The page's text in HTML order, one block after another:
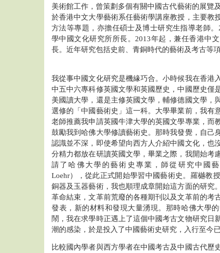
美術館工作，曾策劃多個有關中國古代藝術的展覽
於香港中文大學藝術系任藝術學講座教授，主要教
方法等專題，亦擔任碩士及博士研究生指導老師
學中國文化研究所所長。2013年起，兼任香港中
長。近年研究包括史前、青銅時代的藝術及考古等
我從事中國文化研究是機緣巧合。小時候我在香港
中五中六專科修英國文學和英國歷史，中國歷史僅
美國讀大學，還是主修英國文學，輔修德國文學，
選修的「中國藝術史」這一科。大學畢業前，我有
老師推薦我申請英國牛津大學的英國文學專業，而
鼓勵我到哈佛大學修讀藝術史。那時我發覺，自己
認識並不深，即使希望向西方人介紹中國文化，也
分精力都放在研讀英國文學，畢業之際，我開始考
請了哈佛大學的藝術史專業，師從研究中國
Loehr），從此正式開始學習中國藝術史。羅樾教
銅器及玉器藝術，我也順理成章開始這方面的研究
革命結束，文革前荒廢的各種期刊以及文革前的考
發表，新的材料和發現大量湧現。那時哈佛大學
鬧，我在求學時正遇上了這個中國考古文物研究日
潮的感染，於是投入了中國藝術史研究，入行至今
比較國內學者與西方學者在中國考古及中國古代歷